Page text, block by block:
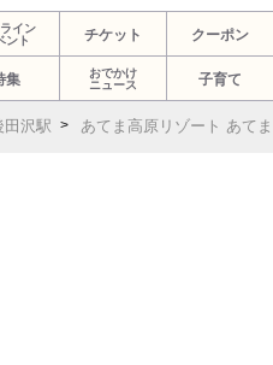
間(長岡ジャンクションより関
間15分
イン
ント
チケット クーポン
集
おでかけ
ニュース
子育て
田沢駅 あてま高原リゾート あて